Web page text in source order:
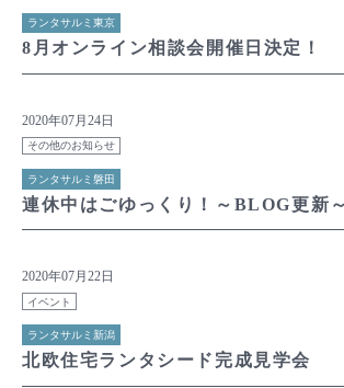
ランタサルミ東京
8月オンライン相談会開催日決定！
2020年07月24日
その他のお知らせ
ランタサルミ磐田
連休中はごゆっくり！～BLOG更新～
2020年07月22日
イベント
ランタサルミ新潟
北欧住宅ランタシード完成見学会